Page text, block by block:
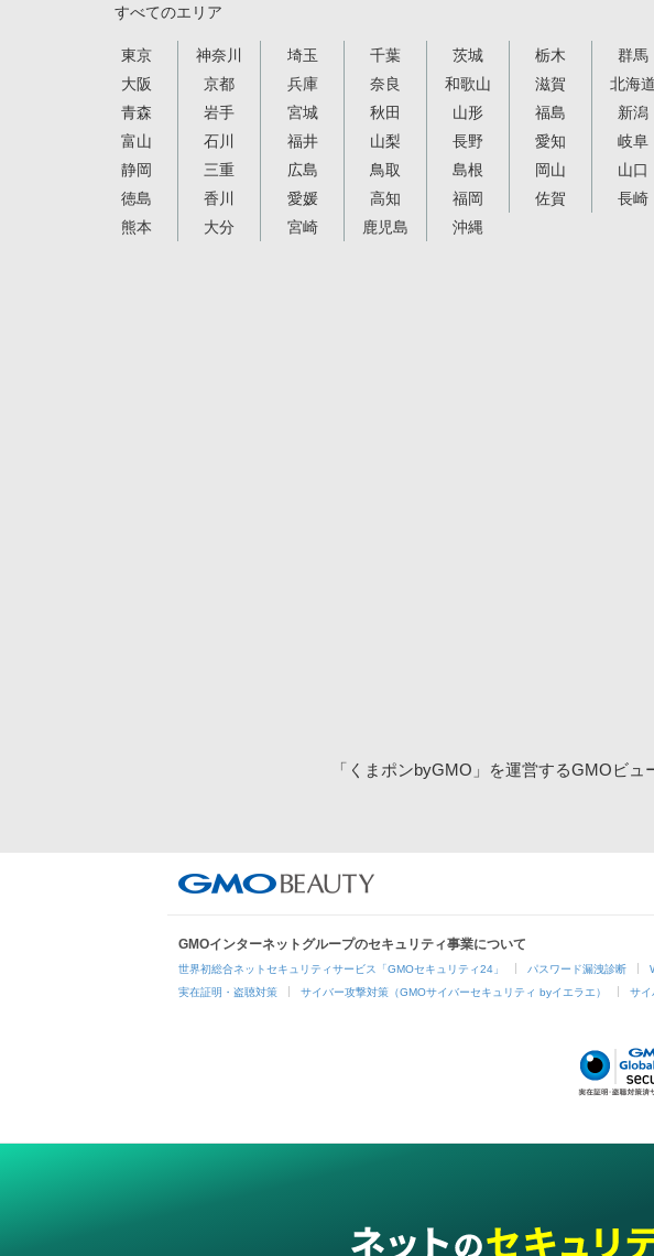
すべてのエリア
東京 神奈川 埼玉 千葉 茨城 栃木
群馬
大阪
京都 兵庫 奈良 和歌山 滋賀
北海道
青森
岩手 宮城 秋田 山形 福島
新潟
富山
石川 福井 山梨 長野 愛知
岐阜
静岡
三重 広島 鳥取 島根 岡山
山口
徳島
香川 愛媛 高知 福岡 佐賀
長崎
熊本
大分 宮崎 鹿児島 沖縄
「くまポンbyGMO」を運営するGMOビュ
GMOインターネットグループのセキュリティ事業について
世界初総合ネットセキュリティサービス「GMOセキュリティ24」 パスワード漏洩診断
実在証明・盗聴対策 サイバー攻撃対策（GMOサイバーセキュリティ byイエラエ） サイ